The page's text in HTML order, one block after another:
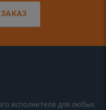
исполнителя для любых